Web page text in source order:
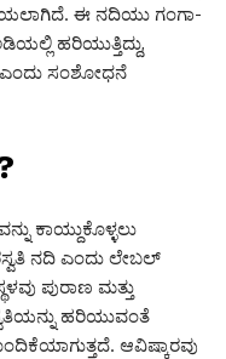
ಈ ನದಿಯು ಗಂಗಾ-
ಹರಿಯುತ್ತಿದ್ದು,
ಎಂದು ಸಂಶೋಧನೆ
ಕಾಯ್ದುಕೊಳ್ಳಲು
ನದಿ ಎಂದು ಲೇಬಲ್
ಪುರಾಣ ಮತ್ತು
ಹರಿಯುವಂತೆ
ಆವಿಷ್ಕಾರವು